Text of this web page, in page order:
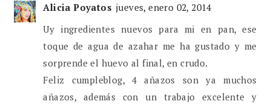
Alicia Poyatos jueves, enero 02, 2014
Uy ingredientes nuevos para mi en pan, ese
toque de agua de azahar me ha gustado y me
sorprende el huevo al final, en crudo.
Feliz cumpleblog, 4 añazos son ya muchos
añazos, además con un trabajo excelente y